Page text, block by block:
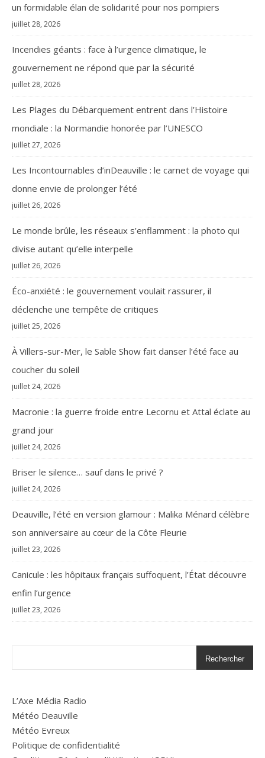
un formidable élan de solidarité pour nos pompiers
juillet 28, 2026
Incendies géants : face à l’urgence climatique, le
gouvernement ne répond que par la sécurité
juillet 28, 2026
Les Plages du Débarquement entrent dans l’Histoire
mondiale : la Normandie honorée par l’UNESCO
juillet 27, 2026
Les Incontournables d’inDeauville : le carnet de voyage qui
donne envie de prolonger l’été
juillet 26, 2026
Le monde brûle, les réseaux s’enflamment : la photo qui
divise autant qu’elle interpelle
juillet 26, 2026
Éco-anxiété : le gouvernement voulait rassurer, il
déclenche une tempête de critiques
juillet 25, 2026
À Villers-sur-Mer, le Sable Show fait danser l’été face au
coucher du soleil
juillet 24, 2026
Macronie : la guerre froide entre Lecornu et Attal éclate au
grand jour
juillet 24, 2026
Briser le silence… sauf dans le privé ?
juillet 24, 2026
Deauville, l’été en version glamour : Malika Ménard célèbre
son anniversaire au cœur de la Côte Fleurie
juillet 23, 2026
Canicule : les hôpitaux français suffoquent, l’État découvre
enfin l’urgence
juillet 23, 2026
Rechercher
L’Axe Média Radio
Météo Deauville
Météo Evreux
Politique de confidentialité